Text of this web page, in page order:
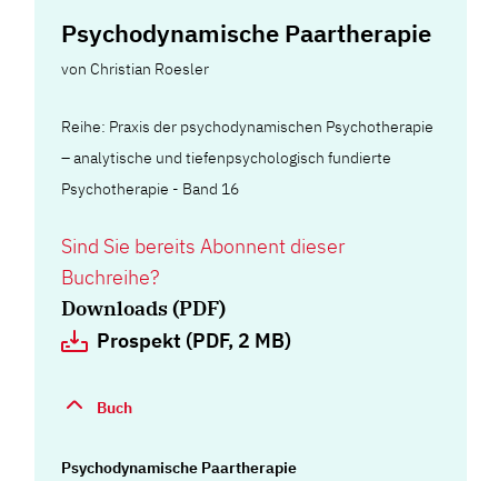
Psychodynamische Paartherapie
vonChristian Roesler
Reihe: Praxis der psychodynamischen Psychotherapie
– analytische und tiefenpsychologisch fundierte
Psychotherapie - Band 16
Sind Sie bereits Abonnent dieser
Buchreihe?
Downloads (PDF)
Prospekt (PDF, 2 MB)
Buch
Psychodynamische Paartherapie